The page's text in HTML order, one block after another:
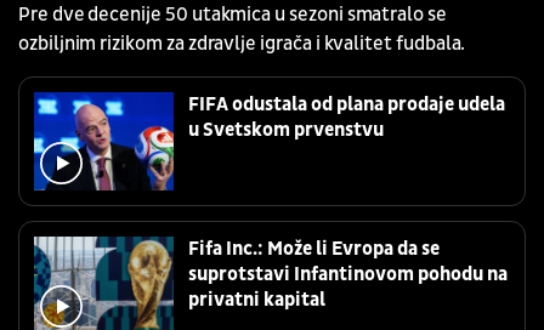
Pre dve decenije 50 utakmica u sezoni smatralo se
ozbiljnim rizikom za zdravlje igrača i kvalitet fudbala.
FIFA odustala od plana prodaje udela
u Svetskom prvenstvu
Fifa Inc.: Može li Evropa da se
suprotstavi Infantinovom pohodu na
privatni kapital